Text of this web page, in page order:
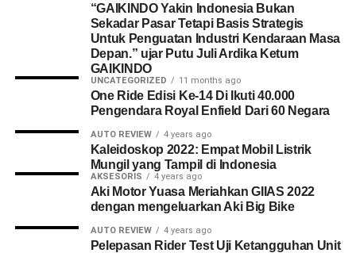
“GAIKINDO Yakin Indonesia Bukan
Sekadar Pasar Tetapi Basis Strategis
Untuk Penguatan Industri Kendaraan Masa
Depan.” ujar Putu Juli Ardika Ketum
GAIKINDO
UNCATEGORIZED 11 months ago
One Ride Edisi Ke-14 Di Ikuti 40.000
Pengendara Royal Enfield Dari 60 Negara
AUTO REVIEW 4 years ago
Kaleidoskop 2022: Empat Mobil Listrik
Mungil yang Tampil di Indonesia
AKSESORIS 4 years ago
Aki Motor Yuasa Meriahkan GIIAS 2022
dengan mengeluarkan Aki Big Bike
AUTO REVIEW 4 years ago
Pelepasan Rider Test Uji Ketangguhan Unit